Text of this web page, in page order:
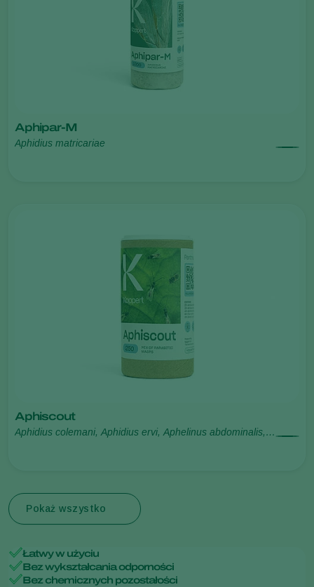
Aphipar-M
Aphidius matricariae
Aphiscout
Aphidius colemani, Aphidius ervi, Aphelinus abdominalis,
Pokaż wszystko
Łatwy w użyciu
Bez wykształcania odporności
Bez chemicznych pozostałości